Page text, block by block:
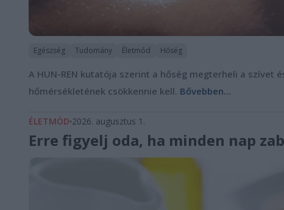
Egészség Tudomány Életmód Hőség
A HUN-REN kutatója szerint a hőség megterheli a szívet
hőmérsékletének csökkennie kell. Bővebben...
ÉLETMÓD 2026. augusztus 1.
Erre figyelj oda, ha minden nap